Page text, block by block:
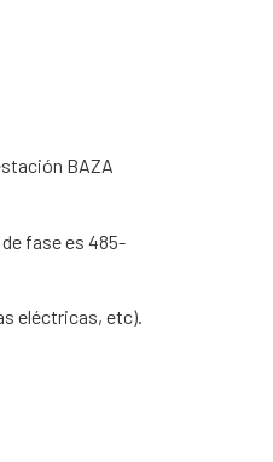
BAZA
fase es 485-
eléctricas, etc).